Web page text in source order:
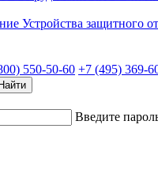
Устройства защитного
550-50-60 +7 (495) 369-
Введите